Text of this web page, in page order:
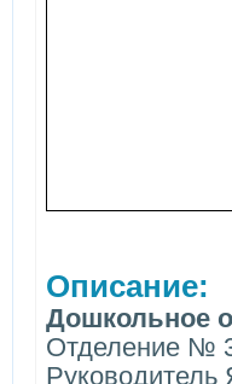
Описание:
Дошкольное
Отделение №